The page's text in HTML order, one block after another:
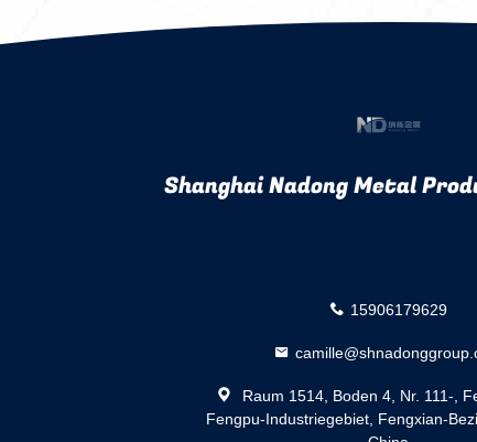
Shanghai Nadong Metal
15906179629
Raum 1514, Boden 4, Nr. 111-,
Fengpu-Industriegebiet, Fengxian-